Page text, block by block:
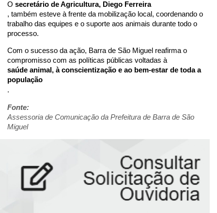
O secretário de Agricultura, Diego Ferreira
, também esteve à frente da mobilização local, coordenando o
trabalho das equipes e o suporte aos animais durante todo o
processo.
Com o sucesso da ação, Barra de São Miguel reafirma o
compromisso com as políticas públicas voltadas à
saúde animal, à conscientização e ao bem-estar de toda a
população
.
Fonte:
Assessoria de Comunicação da Prefeitura de Barra de São
Miguel